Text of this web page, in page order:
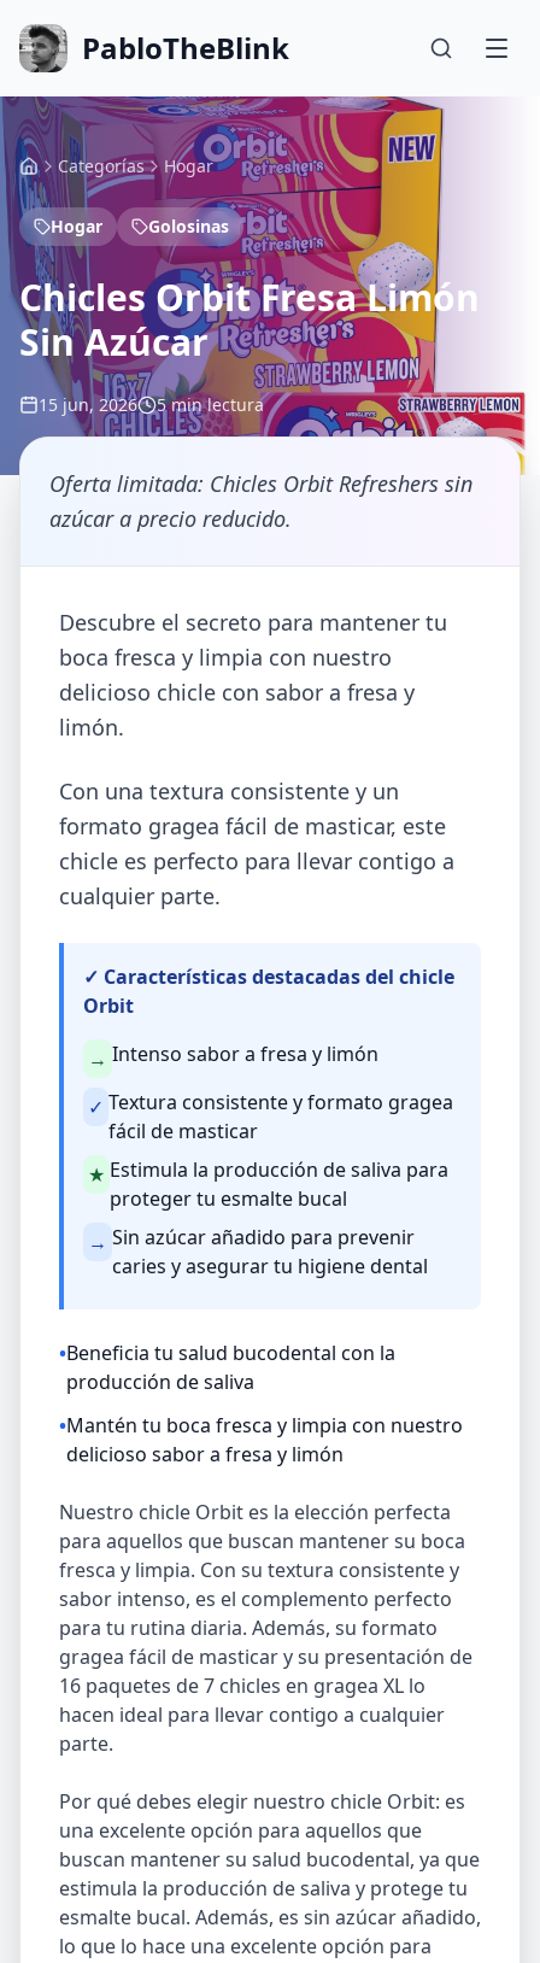
PabloTheBlink
Categorías Hogar
Hogar Golosinas
Chicles Orbit Fresa Limón
Sin Azúcar
15 jun, 2026 5 min lectura
Oferta limitada: Chicles Orbit Refreshers sin
azúcar a precio reducido.
Descubre el secreto para mantener tu
boca fresca y limpia con nuestro
delicioso chicle con sabor a fresa y
limón.
Con una textura consistente y un
formato gragea fácil de masticar, este
chicle es perfecto para llevar contigo a
cualquier parte.
✓ Características destacadas del chicle
Orbit
→ Intenso sabor a fresa y limón
✓ Textura consistente y formato gragea
fácil de masticar
★ Estimula la producción de saliva para
proteger tu esmalte bucal
→ Sin azúcar añadido para prevenir
caries y asegurar tu higiene dental
•Beneficia tu salud bucodental con la
producción de saliva
•Mantén tu boca fresca y limpia con nuestro
delicioso sabor a fresa y limón
Nuestro chicle Orbit es la elección perfecta
para aquellos que buscan mantener su boca
fresca y limpia. Con su textura consistente y
sabor intenso, es el complemento perfecto
para tu rutina diaria. Además, su formato
gragea fácil de masticar y su presentación de
16 paquetes de 7 chicles en gragea XL lo
hacen ideal para llevar contigo a cualquier
parte.
Por qué debes elegir nuestro chicle Orbit: es
una excelente opción para aquellos que
buscan mantener su salud bucodental, ya que
estimula la producción de saliva y protege tu
esmalte bucal. Además, es sin azúcar añadido,
lo que lo hace una excelente opción para